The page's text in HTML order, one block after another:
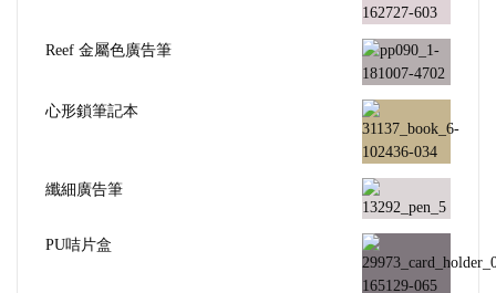
Reef 金屬色廣告筆
心形鎖筆記本
纖細廣告筆
PU咭片盒